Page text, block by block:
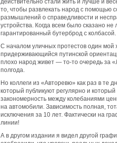
действительно стали жить и лучше и
то, чтобы развлекать народ с помощью
размышлений о справедливости и
устройства. Когда всем было сказано не
гарантированный бутерброд с колбасой.
С началом уличных протестов один
придерживающийся путинской
плохо народ живет — то-то очередь за
полгода.
Но коллеги из «Авторевю» как раз в те
который публикуют регулярно и
закономерность между колебаниями
на автомобили. Зависимость полная,
исключения за 10 лет. Фактически на
линии!
А в другом издании я видел другой